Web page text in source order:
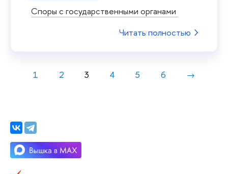
Споры с государственными органами
Читать полностью
1 2 3 4 5 6 →